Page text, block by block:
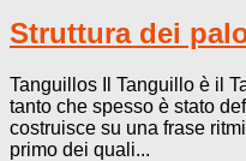
Struttura dei
Tanguillos Il Tanguillo è il
tanto che spesso è stato
costruisce su una frase
primo dei quali...